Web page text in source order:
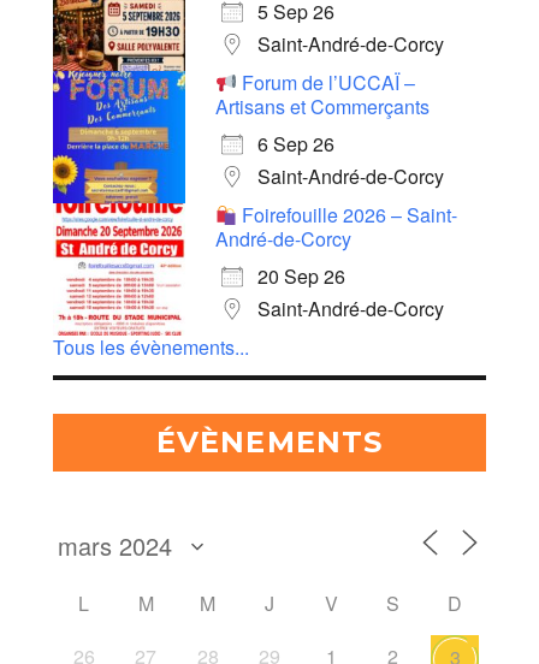
5 Sep 26
Saint-André-de-Corcy
Forum de l’UCCAÏ –
Artisans et Commerçants
6 Sep 26
Saint-André-de-Corcy
Foirefouille 2026 – Saint-
André-de-Corcy
20 Sep 26
Saint-André-de-Corcy
Tous les évènements...
ÉVÈNEMENTS
L M M J V S
D
26
27 28 29 1 2 3